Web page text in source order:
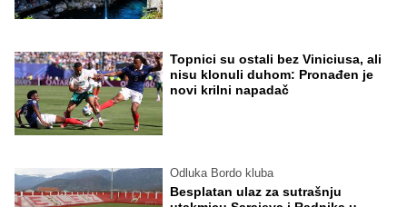
Topnici su ostali bez Viniciusa, ali
nisu klonuli duhom: Pronađen je
novi krilni napadač
Odluka Bordo kluba
Besplatan ulaz za sutrašnju